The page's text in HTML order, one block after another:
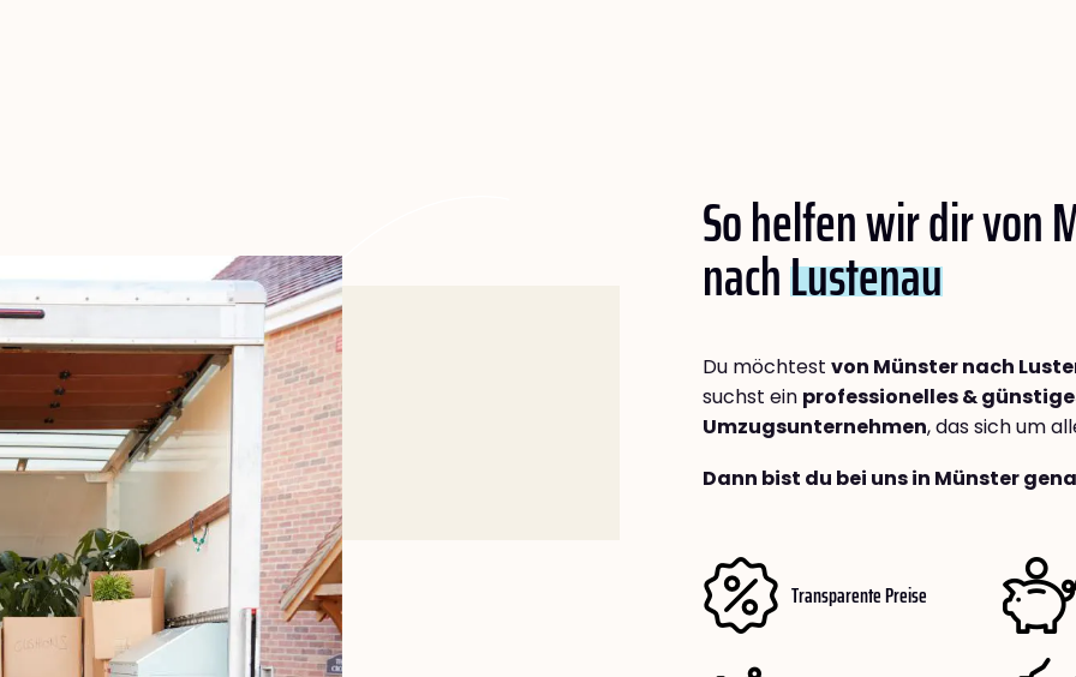
So helfen wir dir von
nachLustenau
Du möchtest von Münster nach
suchst ein professionelles &
Umzugsunternehmen, das sich um
Dann bist du bei uns in Münster
Transparente Preise